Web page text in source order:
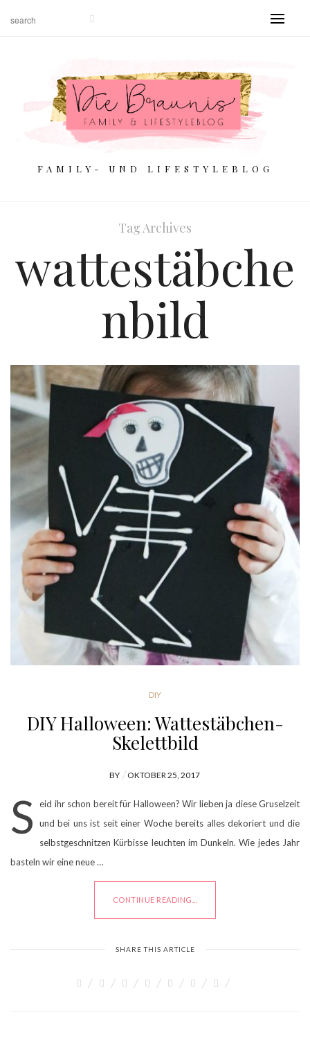
FAMILY- UND LIFESTYLEBLOG
Tag Archives
wattestäbche
nbild
DIY
DIY Halloween: Wattestäbchen-
Skelettbild
BY
POSTED
OKTOBER 25, 2017
S
eid ihr schon bereit für Halloween? Wir lieben ja diese Gruselzeit
und bei uns ist seit einer Woche bereits alles dekoriert und die
selbstgeschnitzen Kürbisse leuchten im Dunkeln. Wie jedes Jahr
basteln wir eine neue …
CONTINUE READING...
SHARE THIS ARTICLE